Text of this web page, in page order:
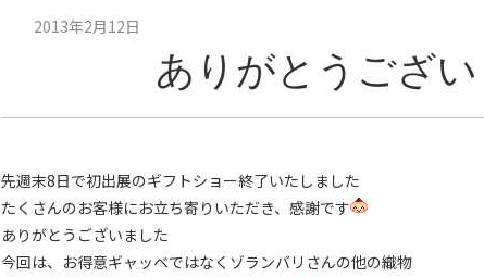
2013年2月12日
ありがとうござ
先週末8日で初出展のギフトショー終了いたしました
たくさんのお客様にお立ち寄りいただき、感謝です
ありがとうございました
今回は、お得意ギャッベではなくゾランバリさんの他の織物